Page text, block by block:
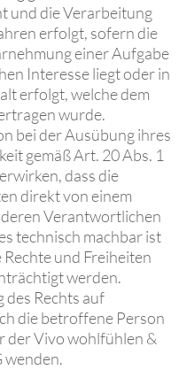
und die Verarbeitung
erfolgt, sofern die
einer Aufgabe
Interesse liegt oder in
erfolgt, welche dem
wurde.
bei der Ausübung ihres
gemäß Art. 20 Abs. 1
dass die
direkt von einem
Verantwortlichen
technisch machbar ist
und Freiheiten
werden.
Rechts auf
die betroffene Person
der Vivo wohlfühlen &
wenden.